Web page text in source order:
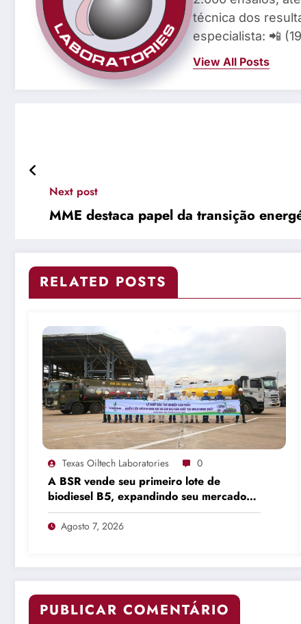
técnica dos
especialista: 📲
View All Posts
Next post
MME destaca papel da transição
RELATED POSTS
Texas Oiltech Laboratories 0
A BSR vende seu primeiro lote de
biodiesel B5, expandindo seu mercado
de combustíveis ecológicos.
Agosto 7, 2026
PUBLICAR COMENTÁRIO